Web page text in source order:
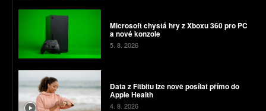
Microsoft chystá hry z Xboxu 360 pro PC
a nové konzole
5. 8. 2026
Data z Fitbitu lze nově posílat přímo do
Apple Health
4. 8. 2026